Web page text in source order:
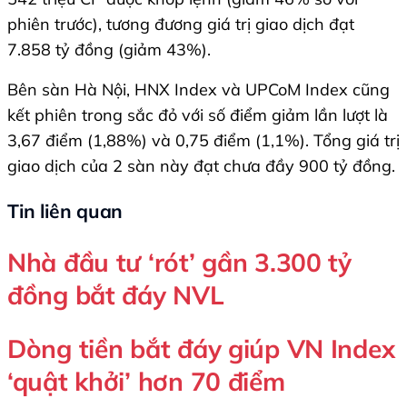
phiên trước), tương đương giá trị giao dịch đạt
7.858 tỷ đồng (giảm 43%).
Bên sàn Hà Nội, HNX Index và UPCoM Index cũng
kết phiên trong sắc đỏ với số điểm giảm lần lượt là
3,67 điểm (1,88%) và 0,75 điểm (1,1%). Tổng giá trị
giao dịch của 2 sàn này đạt chưa đầy 900 tỷ đồng.
Tin liên quan
Nhà đầu tư ‘rót’ gần 3.300 tỷ
đồng bắt đáy NVL
Dòng tiền bắt đáy giúp VN Index
‘quật khởi’ hơn 70 điểm